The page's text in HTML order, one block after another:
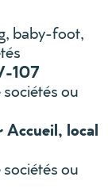
baby-foot,
107
ou
Accueil, local
ou